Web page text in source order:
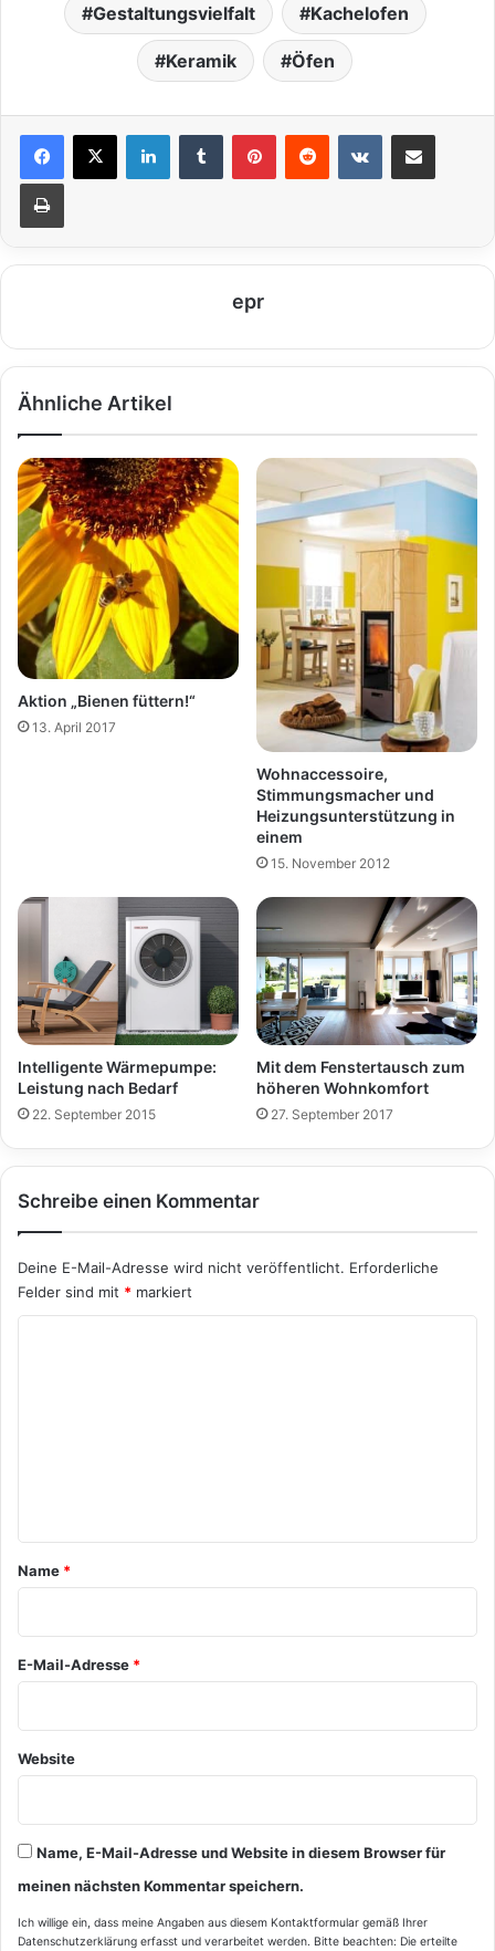
Gestaltungsvielfalt Kachelofen
Keramik Öfen
epr
Ähnliche Artikel
Aktion „Bienen füttern!“
13. April 2017
Wohnaccessoire,
Stimmungsmacher und
Heizungsunterstützung in
einem
15. November 2012
Intelligente Wärmepumpe:
Leistung nach Bedarf
22. September 2015
Mit dem Fenstertausch zum
höheren Wohnkomfort
27. September 2017
Schreibe einen Kommentar
Deine E-Mail-Adresse wird nicht veröffentlicht. Erforderliche
Felder sind mit * markiert
a
*
Name *
E-Mail-Adresse *
Website
Name, E-Mail-Adresse und Website in diesem Browser für
meinen nächsten Kommentar speichern.
Ich willige ein, dass meine Angaben aus diesem Kontaktformular gemäß Ihrer
Datenschutzerklärung erfasst und verarbeitet werden. Bitte beachten: Die erteilte